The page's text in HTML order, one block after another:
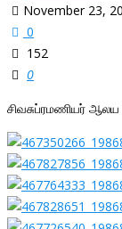
November 23,
0
152
0
சிவசுப்ரமணியர் ஆலய